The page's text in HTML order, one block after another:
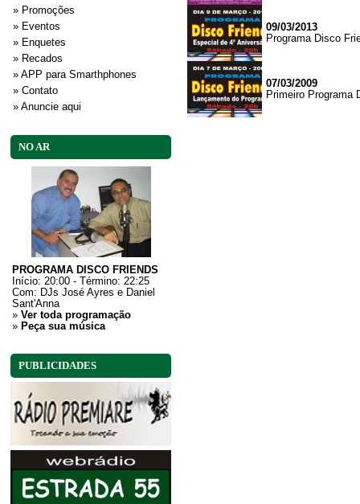
» Promoções
» Eventos
» Enquetes
» Recados
» APP para Smarthphones
» Contato
» Anuncie aqui
NO AR
PROGRAMA DISCO FRIENDS
Início: 20:00 - Término: 22:25
Com: DJs José Ayres e Daniel
Sant'Anna
» Ver toda programação
» Peça sua música
PUBLICIDADES
09/03/2013
Programa Disco
07/03/2009
Primeiro Programa